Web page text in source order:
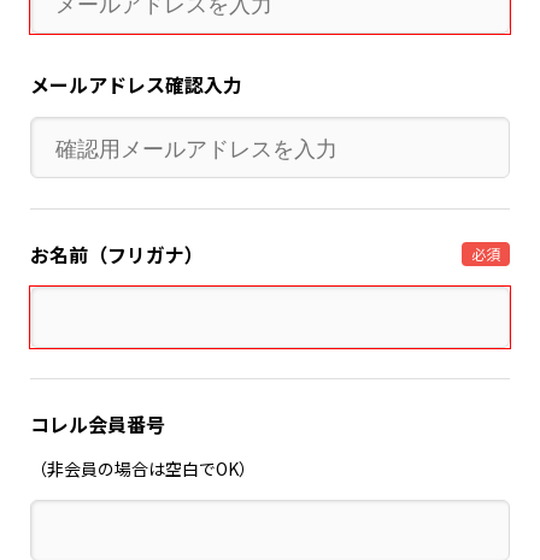
メールアドレス確認入力
お名前（フリガナ） 必須
コレル会員番号
（非会員の場合は空白でOK）